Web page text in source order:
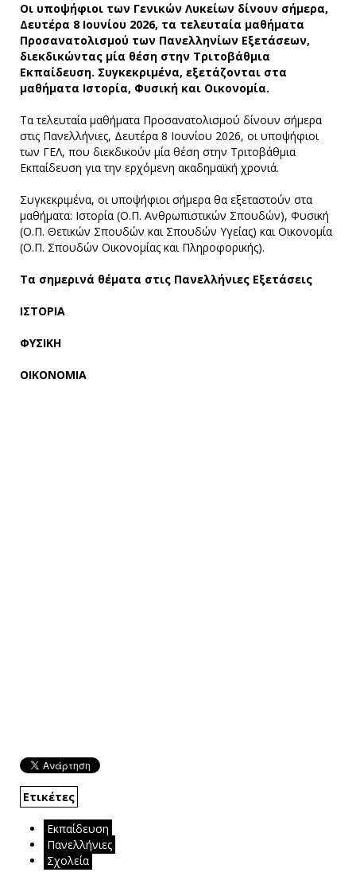
Οι υποψήφιοι των Γενικών Λυκείων δίνουν σήμερα,
Δευτέρα 8 Ιουνίου 2026, τα τελευταία μαθήματα
Προσανατολισμού των Πανελληνίων Εξετάσεων,
διεκδικώντας μία θέση στην Τριτοβάθμια
Εκπαίδευση. Συγκεκριμένα, εξετάζονται στα
μαθήματα Ιστορία, Φυσική και Οικονομία.
Τα τελευταία μαθήματα Προσανατολισμού δίνουν σήμερα
στις Πανελλήνιες, Δευτέρα 8 Ιουνίου 2026, οι υποψήφιοι
των ΓΕΛ, που διεκδικούν μία θέση στην Τριτοβάθμια
Εκπαίδευση για την ερχόμενη ακαδημαϊκή χρονιά.
Συγκεκριμένα, οι υποψήφιοι σήμερα θα εξεταστούν στα
μαθήματα: Ιστορία (Ο.Π. Ανθρωπιστικών Σπουδών), Φυσική
(Ο.Π. Θετικών Σπουδών και Σπουδών Υγείας) και Οικονομία
(Ο.Π. Σπουδών Οικονομίας και Πληροφορικής).
Τα σημερινά θέματα στις Πανελλήνιες Εξετάσεις
ΙΣΤΟΡΙΑ
ΦΥΣΙΚΗ
ΟΙΚΟΝΟΜΙΑ
Ετικέτες
Εκπαίδευση
Πανελλήνιες
Σχολεία